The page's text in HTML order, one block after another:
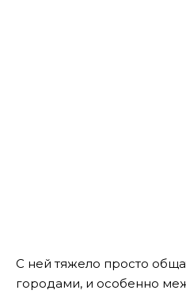
С ней тяжело просто
городами, и особенно